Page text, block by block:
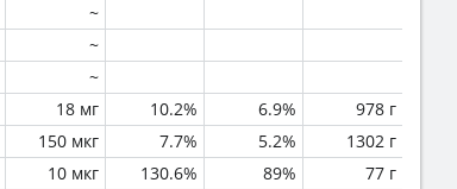
~
~
~
18 мг 10.2% 6.9%
978 г
150 мкг 7.7% 5.2%
1302 г
10 мкг 130.6% 89%
77 г